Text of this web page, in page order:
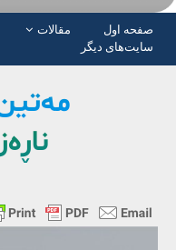
صفحە اول مقالات
سایت‌های دیگر